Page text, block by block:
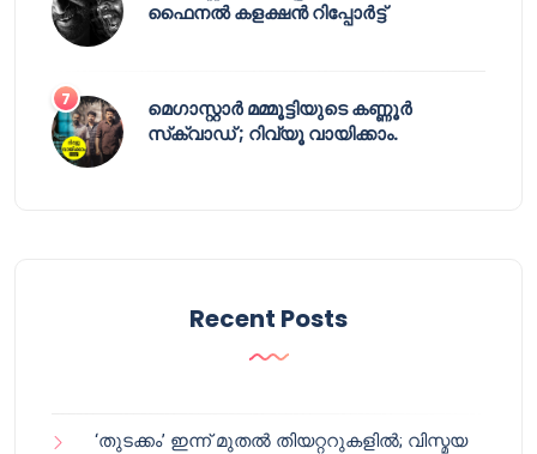
ഫൈനൽ കളക്ഷൻ റിപ്പോർട്ട്
മെഗാസ്റ്റാർ മമ്മൂട്ടിയുടെ കണ്ണൂർ
സ്‌ക്വാഡ് ; റിവ്യൂ വായിക്കാം.
Recent Posts
‘തുടക്കം’ ഇന്ന് മുതൽ തിയറ്ററുകളിൽ; വിസ്മയ